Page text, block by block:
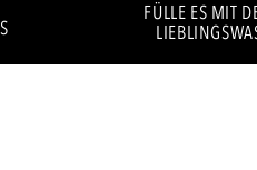
FÜLLE ES MIT